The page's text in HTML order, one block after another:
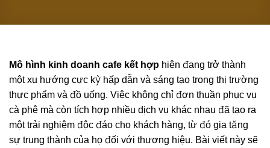
Mô hình kinh doanh cafe kết hợp hiện đang trở thành
một xu hướng cực kỳ hấp dẫn và sáng tạo trong thị trường
thực phẩm và đồ uống. Việc không chỉ đơn thuần phục vụ
cà phê mà còn tích hợp nhiều dịch vụ khác nhau đã tạo ra
một trải nghiệm độc đáo cho khách hàng, từ đó gia tăng
sự trung thành của họ đối với thương hiệu. Bài viết này sẽ